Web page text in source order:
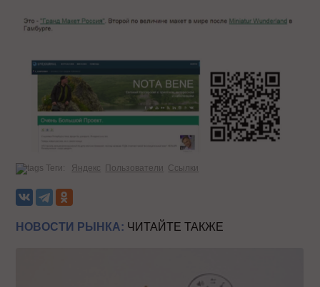
Теги: Яндекс Пользователи Ссылки
НОВОСТИ РЫНКА: ЧИТАЙТЕ ТАКЖЕ